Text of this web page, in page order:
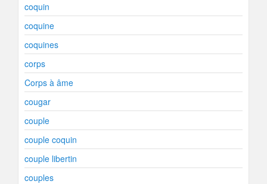
coquin
coquine
coquines
corps
Corps à âme
cougar
couple
couple coquin
couple libertin
couples